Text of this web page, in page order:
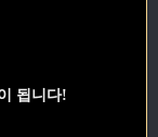
됩니다!